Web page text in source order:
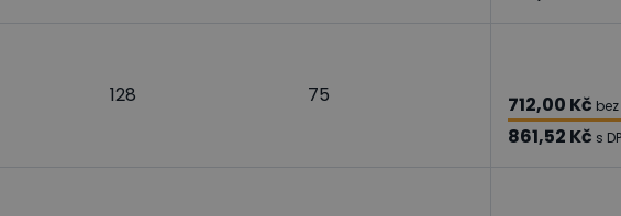
128 75 712,00 Kč bez
861,52 Kč s